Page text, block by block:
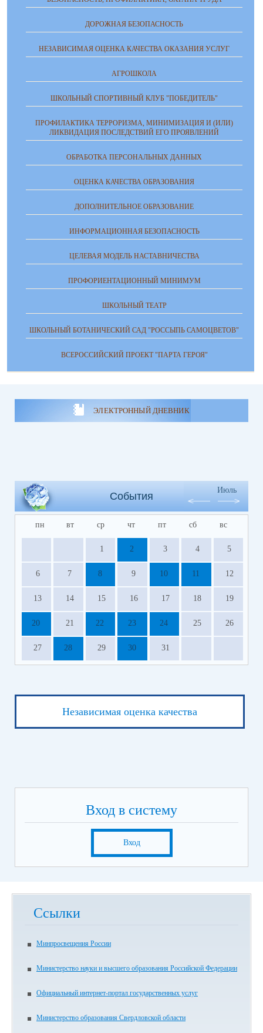
ДОРОЖНАЯ БЕЗОПАСНОСТЬ
НЕЗАВИСИМАЯ ОЦЕНКА КАЧЕСТВА ОКАЗАНИЯ УСЛУГ
АГРОШКОЛА
ШКОЛЬНЫЙ СПОРТИВНЫЙ КЛУБ "ПОБЕДИТЕЛЬ"
ПРОФИЛАКТИКА ТЕРРОРИЗМА, МИНИМИЗАЦИЯ И (ИЛИ)
ЛИКВИДАЦИЯ ПОСЛЕДСТВИЙ ЕГО ПРОЯВЛЕНИЙ
ОБРАБОТКА ПЕРСОНАЛЬНЫХ ДАННЫХ
ОЦЕНКА КАЧЕСТВА ОБРАЗОВАНИЯ
ДОПОЛНИТЕЛЬНОЕ ОБРАЗОВАНИЕ
ИНФОРМАЦИОННАЯ БЕЗОПАСНОСТЬ
ЦЕЛЕВАЯ МОДЕЛЬ НАСТАВНИЧЕСТВА
ПРОФОРИЕНТАЦИОННЫЙ МИНИМУМ
ШКОЛЬНЫЙ ТЕАТР
ШКОЛЬНЫЙ БОТАНИЧЕСКИЙ САД "РОССЫПЬ САМОЦВЕТОВ"
ВСЕРОССИЙСКИЙ ПРОЕКТ "ПАРТА ГЕРОЯ"
ЭЛЕКТРОННЫЙ ДНЕВНИК
События
Июль
пн вт ср чт пт сб вс
1 2 3 4 5
6 7 8 9 10 11 12
13 14 15 16 17 18 19
20 21 22 23 24 25 26
27 28 29 30 31
Независимая оценка качества
Вход в систему
Вход
Ссылки
Минпросвещения России
Министерство науки и высшего образования Российской Федерации
Официальный интернет-портал государственных услуг
Министерство образования Свердловской области